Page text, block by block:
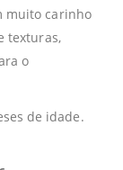
muito carinho
texturas,
o
de idade.